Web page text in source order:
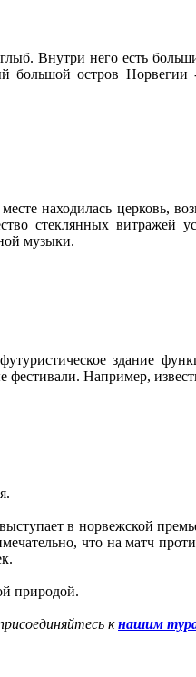
Внутри него есть
остров
находилась церковь,
стеклянных витражей
музыки.
здание
фестивали. Например,
в норвежской
что на матч
природой.
кнашим